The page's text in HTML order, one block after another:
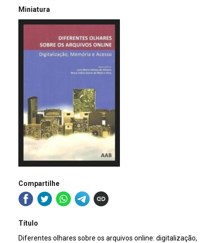
Miniatura
Compartilhe
Título
Diferentes olhares sobre os arquivos online: digitalização,